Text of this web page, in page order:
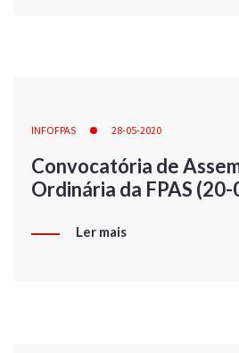
INFOFPAS 28-05-2020
Convocatória de
Ordinária da FPAS
Ler mais